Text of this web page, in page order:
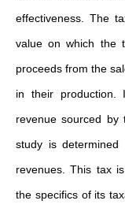
effectiveness. The
value on which the
proceeds from the
in their production.
revenue sourced
study is
revenues. This tax
the specifics of its